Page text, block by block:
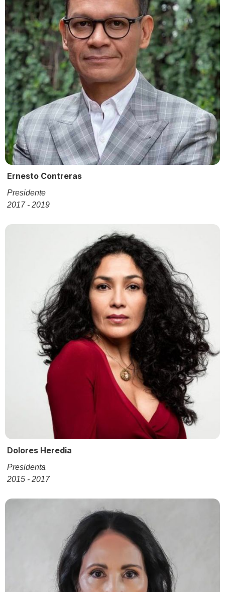
Ernesto Contreras
Presidente
2017 - 2019
Dolores Heredia
Presidenta
2015 - 2017